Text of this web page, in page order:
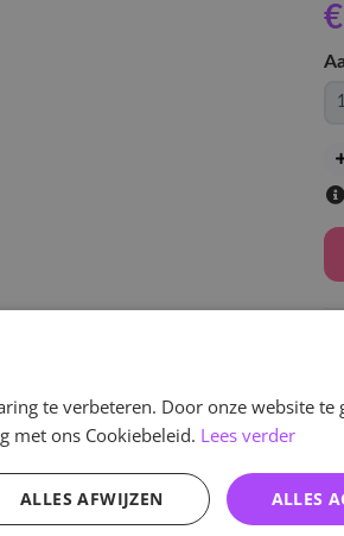
te verbeteren. Door onze website te
met ons Cookiebeleid. Lees verder
ALLES
ALLES AFWIJZEN